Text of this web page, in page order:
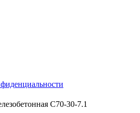
С70-30-7.1